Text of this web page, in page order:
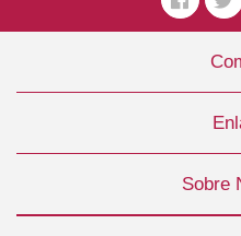
Arnés Nylon Reflect
Sobre